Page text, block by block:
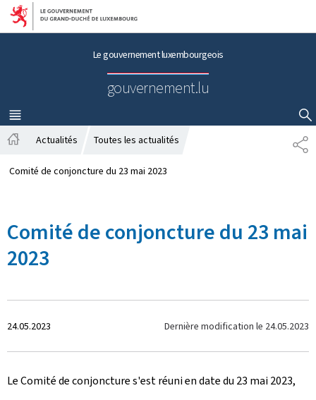
Aller au menu principal
Aller au contenu
Le gouvernement luxembourgeois
gouvernement.lu
MENU
PRINCIPAL
AFFICHER / MASQUER LA RECHERCHE
P
A
E
c
i
l
Actualités Toutes les actualités
Comité de conjoncture du 23 mai 2023
Comité de conjoncture du 23 mai
2023
C
r
é
24.05.2023 Dernière modification le 24.05.2023
Le Comité de conjoncture s'est réuni en date du 23 mai 2023,